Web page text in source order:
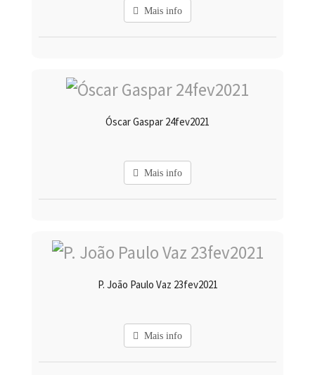
Mais info
Óscar Gaspar 24fev2021
Mais info
P. João Paulo Vaz 23fev2021
Mais info